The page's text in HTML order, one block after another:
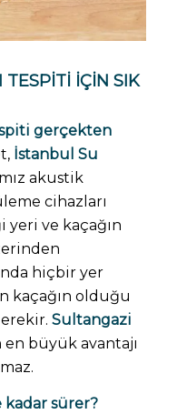
TESPITI IÇIN SIK
gerçekten
İstanbul Su
akustik
cihazları
yeri ve kaçağın
hiçbir yer
kaçağın olduğu
Sultangazi
büyük avantajı
kadar sürer?